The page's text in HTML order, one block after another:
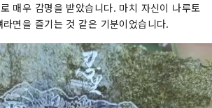
매우 감명을 받았습니다. 마치 자신이 나루토
면을 즐기는 것 같은 기분이었습니다.